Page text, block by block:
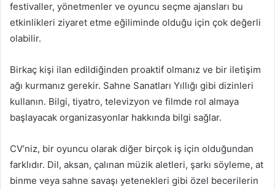
festivaller, yönetmenler ve oyuncu seçme ajansları bu
etkinlikleri ziyaret etme eğiliminde olduğu için çok değerli
olabilir.
Birkaç kişi ilan edildiğinden proaktif olmanız ve bir iletişim
ağı kurmanız gerekir. Sahne Sanatları Yıllığı gibi dizinleri
kullanın. Bilgi, tiyatro, televizyon ve filmde rol almaya
başlayacak organizasyonlar hakkında bilgi sağlar.
CV’niz, bir oyuncu olarak diğer birçok iş için olduğundan
farklıdır. Dil, aksan, çalınan müzik aletleri, şarkı söyleme, at
binme veya sahne savaşı yetenekleri gibi özel becerilerin